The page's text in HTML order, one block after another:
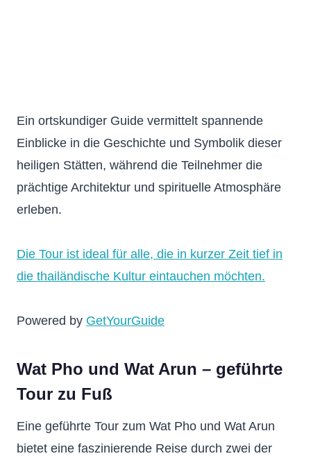
Ein ortskundiger Guide vermittelt spannende
Einblicke in die Geschichte und Symbolik dieser
heiligen Stätten, während die Teilnehmer die
prächtige Architektur und spirituelle Atmosphäre
erleben.
Die Tour ist ideal für alle, die in kurzer Zeit tief in
die thailändische Kultur eintauchen möchten.
Powered by GetYourGuide
Wat Pho und Wat Arun – geführte
Tour zu Fuß
Eine geführte Tour zum Wat Pho und Wat Arun
bietet eine faszinierende Reise durch zwei der